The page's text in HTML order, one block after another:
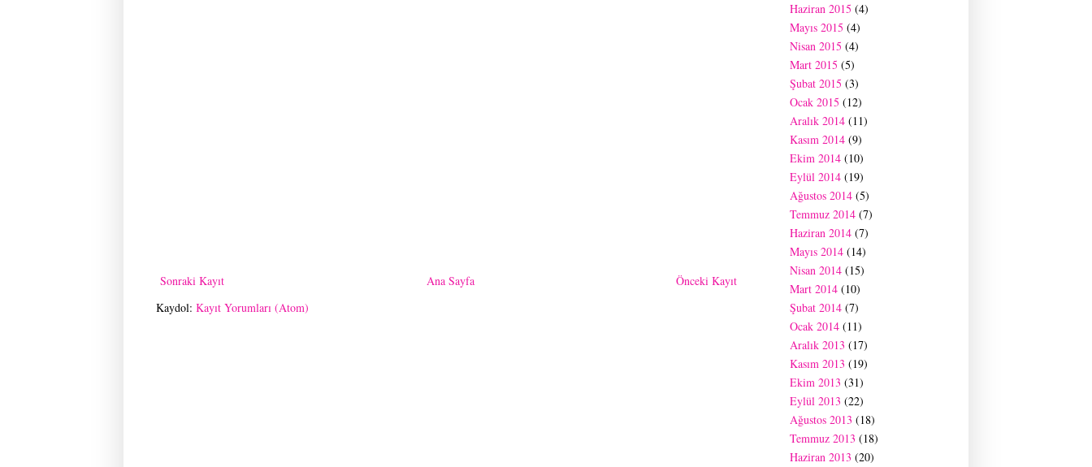
Sonraki Kayıt Önceki Kayıt
Ana Sayfa
Kaydol: Kayıt Yorumları (Atom)
Haziran 2015 (4)
Mayıs 2015 (4)
Nisan 2015 (4)
Mart 2015 (5)
Şubat 2015 (3)
Ocak 2015 (12)
Aralık 2014 (11)
Kasım 2014 (9)
Ekim 2014 (10)
Eylül 2014 (19)
Ağustos 2014 (5)
Temmuz 2014 (7)
Haziran 2014 (7)
Mayıs 2014 (14)
Nisan 2014 (15)
Mart 2014 (10)
Şubat 2014 (7)
Ocak 2014 (11)
Aralık 2013 (17)
Kasım 2013 (19)
Ekim 2013 (31)
Eylül 2013 (22)
Ağustos 2013 (18)
Temmuz 2013 (18)
Haziran 2013 (20)